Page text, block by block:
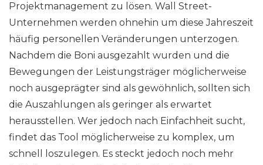
Projektmanagement zu lösen. Wall Street-
Unternehmen werden ohnehin um diese Jahreszeit
häufig personellen Veränderungen unterzogen.
Nachdem die Boni ausgezahlt wurden und die
Bewegungen der Leistungsträger möglicherweise
noch ausgeprägter sind als gewöhnlich, sollten sich
die Auszahlungen als geringer als erwartet
herausstellen. Wer jedoch nach Einfachheit sucht,
findet das Tool möglicherweise zu komplex, um
schnell loszulegen. Es steckt jedoch noch mehr